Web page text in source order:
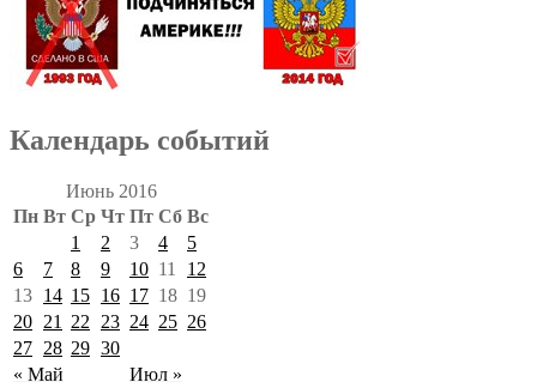
Календарь событий
Июнь 2016
Пн Вт Ср Чт Пт Сб Вс
« Май Июл »
1 2 3 4
5
6
7 8 9 10 11
12
13 14 15 16 17 18 19
20 21 22 23 24 25 26
27 28 29 30